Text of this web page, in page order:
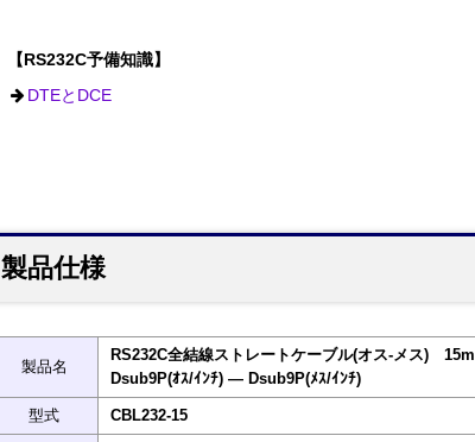
【RS232C予備知識】
DTEとDCE
製品仕様
製品名
RS232C全結線ストレートケーブル(オス-メス) 15m
Dsub9P(ｵｽ/ｲﾝﾁ) ― Dsub9P(ﾒｽ/ｲﾝﾁ)
型式 CBL232-15